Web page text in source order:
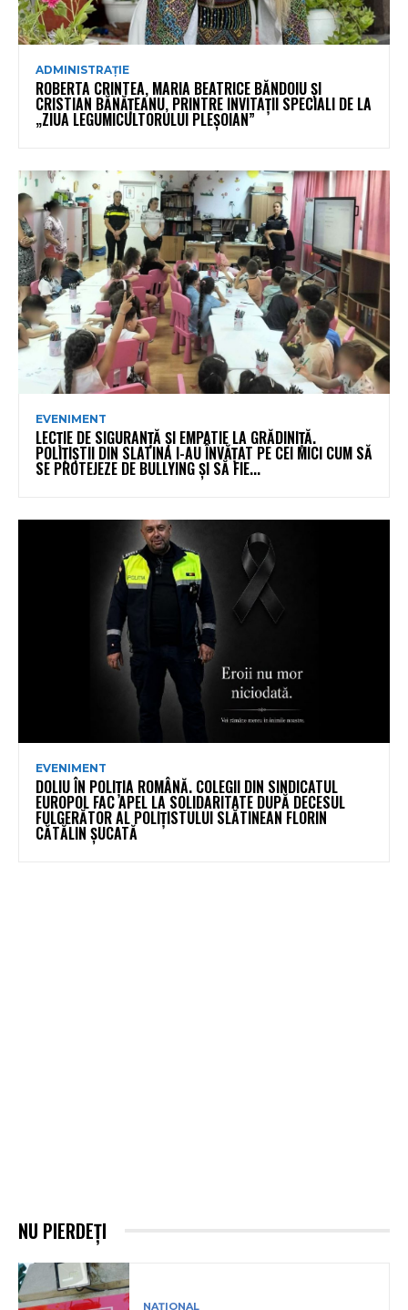
ADMINISTRAȚIE
ROBERTA CRINTEA, MARIA BEATRICE BĂNDOIU ȘI
CRISTIAN BĂNĂȚEANU, PRINTRE INVITAȚII SPECIALI DE LA
„ZIUA LEGUMICULTORULUI PLEȘOIAN”
EVENIMENT
LECȚIE DE SIGURANȚĂ ȘI EMPATIE LA GRĂDINIȚĂ.
POLIȚIȘTII DIN SLATINA I-AU ÎNVĂȚAT PE CEI MICI CUM SĂ
SE PROTEJEZE DE BULLYING ȘI SĂ FIE...
EVENIMENT
DOLIU ÎN POLIȚIA ROMÂNĂ. COLEGII DIN SINDICATUL
EUROPOL FAC APEL LA SOLIDARITATE DUPĂ DECESUL
FULGERĂTOR AL POLIȚISTULUI SLĂTINEAN FLORIN
CĂTĂLIN ȘUCATĂ
NU PIERDEȚI
NAȚIONAL